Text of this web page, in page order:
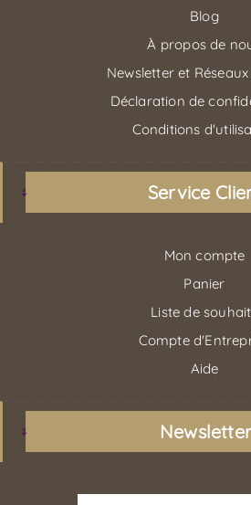
Blog
À propos de
Newsletter et
Déclaration de
Conditions
Service
Mon compte
Panier
Liste de
Compte
Aide
Newsletter